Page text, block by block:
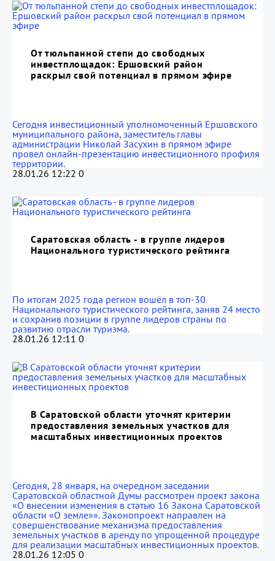
От тюльпанной степи до свободных
инвестплощадок: Ершовский район
раскрыл свой потенциал в прямом эфире
Сегодня инвестиционный уполномоченный Ершовского
муниципального района, заместитель главы
администрации Николай Засухин в прямом эфире
провел онлайн-презентацию инвестиционного профиля
территории.
28.01.26 12:22 0
Саратовская область - в группе лидеров
Национального туристического рейтинга
По итогам 2025 года регион вошёл в топ-30
Национального туристического рейтинга, заняв 24 место
и сохранив позиции в группе лидеров страны по
развитию отрасли туризма.
28.01.26 12:11 0
В Саратовской области уточнят критерии
предоставления земельных участков для
масштабных инвестиционных проектов
Сегодня, 28 января, на очередном заседании
Саратовской областной Думы рассмотрен проект закона
«О внесении изменения в статью 16 Закона Саратовской
области «О земле»». Законопроект направлен на
совершенствование механизма предоставления
земельных участков в аренду по упрощенной процедуре
для реализации масштабных инвестиционных проектов.
28.01.26 12:05 0